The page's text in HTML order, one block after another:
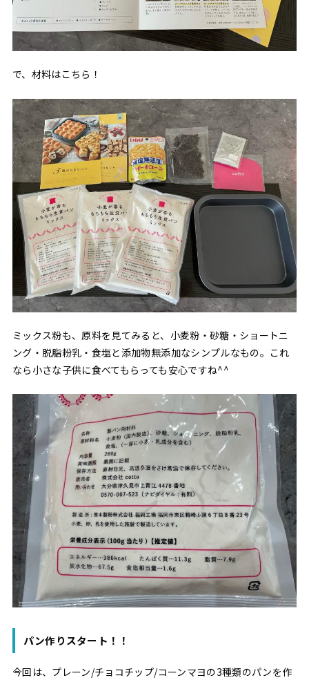
で、材料はこちら！
ミックス粉も、原料を見てみると、小麦粉・砂糖・ショートニ
ング・脱脂粉乳・食塩と添加物無添加なシンプルなもの。これ
なら小さな子供に食べてもらっても安心ですね^^
パン作りスタート！！
今回は、プレーン/チョコチップ/コーンマヨの3種類のパンを作